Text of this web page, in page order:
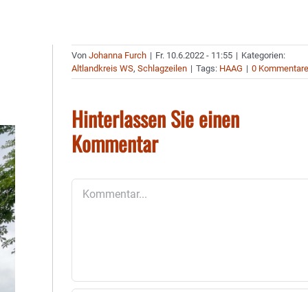
VonJohanna Furch | Fr. 10.6.2022 - 11:55 | Kategorien:
Altlandkreis WS,Schlagzeilen | Tags: HAAG | 0
Hinterlassen Sie einen
Kommentar